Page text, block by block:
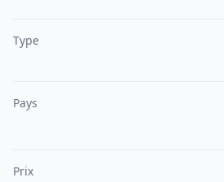
Type
Pays
Prix